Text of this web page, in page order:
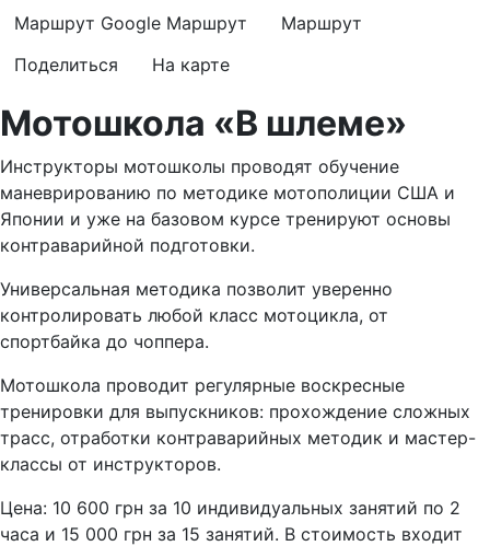
Маршрут Google Маршрут
Маршрут
Поделиться
На карте
Мотошкола «В шлеме»
Инструкторы мотошколы проводят обучение
маневрированию по методике мотополиции США и
Японии и уже на базовом курсе тренируют основы
контраварийной подготовки.
Универсальная методика позволит уверенно
контролировать любой класс мотоцикла, от
спортбайка до чоппера.
Мотошкола проводит регулярные воскресные
тренировки для выпускников: прохождение сложных
трасс, отработки контраварийных методик и мастер-
классы от инструкторов.
Цена: 10 600 грн за 10 индивидуальных занятий по 2
часа и 15 000 грн за 15 занятий. В стоимость входит